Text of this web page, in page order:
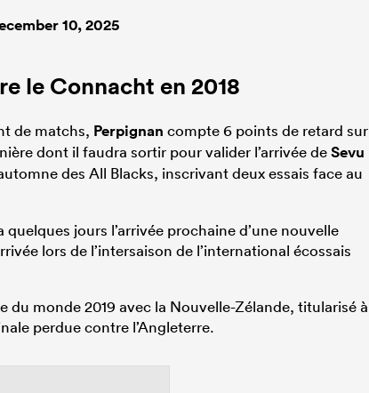
10, 2025
le Connacht en 2018
de matchs, Perpignan compte 6 points de retard sur
dont il faudra sortir pour valider l’arrivée deSevu
des All Blacks, inscrivant deux essais face au
jours l’arrivée prochaine d’une nouvelle
lors de l’intersaison de l’international écossais
du monde 2019 avec la Nouvelle-Zélande, titularisé à
perdue contre l’Angleterre.